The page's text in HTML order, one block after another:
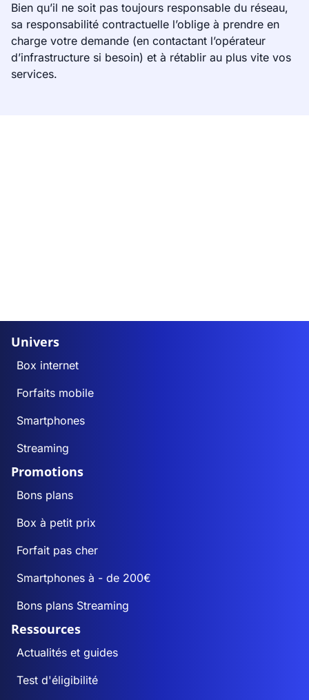
Bien qu’il ne soit pas toujours responsable du réseau,
sa responsabilité contractuelle l’oblige à prendre en
charge votre demande (en contactant l’opérateur
d’infrastructure si besoin) et à rétablir au plus vite vos
services.
Univers
Box internet
Forfaits mobile
Smartphones
Streaming
Promotions
Bons plans
Box à petit prix
Forfait pas cher
Smartphones à - de 200€
Bons plans Streaming
Ressources
Actualités et guides
Test d'éligibilité